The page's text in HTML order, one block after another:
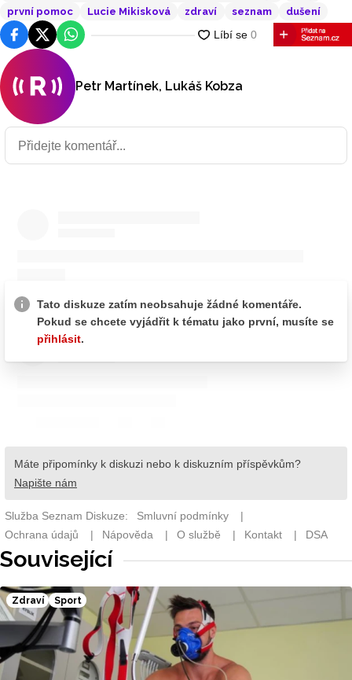
první pomoc
Lucie Mikisková zdraví seznam dušení
FacebookPlatforma X
WhatsApp
Petr Martínek, Lukáš Kobza
Související
Zdraví Sport